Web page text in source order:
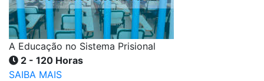
A Educação no Sistema Prisional
2 - 120 Horas
SAIBA MAIS